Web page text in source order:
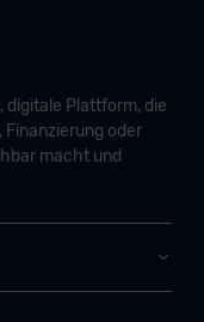
Plattform, die
oder
macht und